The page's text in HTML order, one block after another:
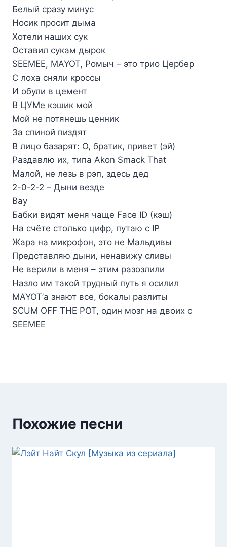
Белый сразу минус
Носик просит дыма
Хотели наших сук
Оставил сукам дырок
SEEMEE, MAYOT, Ромыч – это трио Цербер
С лоха сняли кроссы
И обули в цемент
В ЦУМе кэшик мой
Мой не потянешь ценник
За спиной пиздят
В лицо базарят: О, братик, привет (эй)
Раздавлю их, типа Akon Smack That
Малой, не лезь в рэп, здесь дед
2-0-2-2 – Дыни везде
Вау
Бабки видят меня чаще Face ID (кэш)
На счёте столько цифр, путаю с IP
Жара на микрофон, это не Мальдивы
Представляю дыни, ненавижу сливы
Не верили в меня – этим разозлили
Назло им такой трудный путь я осилил
MAYOT’а знают все, бокалы разлиты
SCUM OFF THE POT, один мозг на двоих с
SEEMEE
Похожие песни